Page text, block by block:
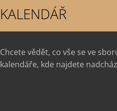
KALENDÁŘ
Chcete vědět, co vše se ve
kalendáře, kde najdete